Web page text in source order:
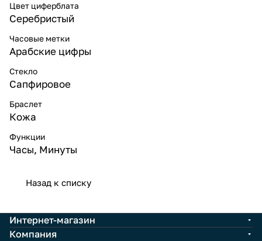
Цвет циферблата
Серебристый
Часовые метки
Арабские цифры
Стекло
Сапфировое
Браслет
Кожа
Функции
Часы, Минуты
Назад к списку
Интернет-магазин
Компания